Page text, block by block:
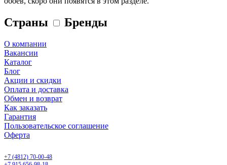
Страны Бренды
О компании
Вакансии
Каталог
Блог
Акции и скидки
Оплата и доставка
Обмен и возврат
Как заказать
Гарантия
Пользовательское соглашение
Оферта
+7 (4812) 70-00-48